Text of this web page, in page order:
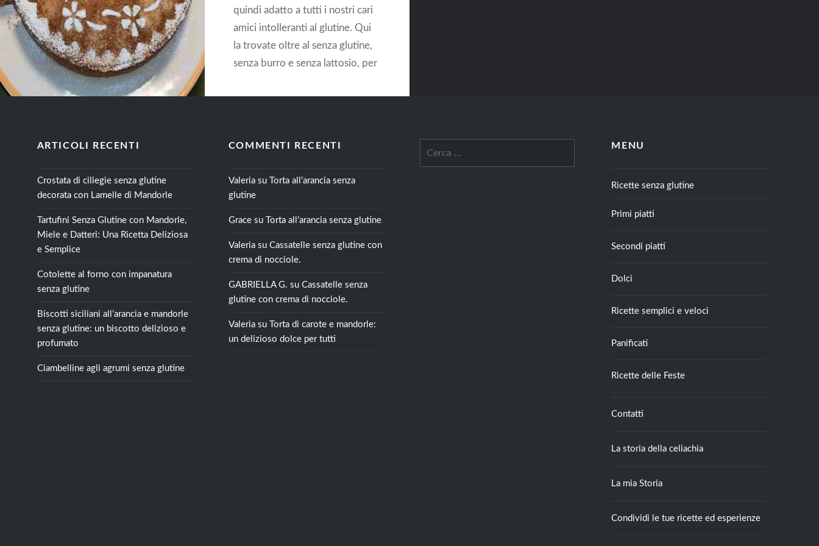
quindi adatto a tutti i nostri cari
amici intolleranti al glutine. Qui
la trovate oltre al senza glutine,
senza burro e senza lattosio, per
ARTICOLI RECENTI
Crostata di ciliegie senza glutine
decorata con Lamelle di Mandorle
Tartufini Senza Glutine con Mandorle,
Miele e Datteri: Una Ricetta Deliziosa
e Semplice
Cotolette al forno con impanatura
senza glutine
Biscotti siciliani all’arancia e mandorle
senza glutine: un biscotto delizioso e
profumato
Ciambelline agli agrumi senza glutine
COMMENTI RECENTI
Valeriasu
Torta all’arancia senza
glutine
Gracesu Torta all’arancia senza glutine
Valeriasu Cassatelle senza glutine con
crema di nocciole.
GABRIELLA G. su Cassatelle senza
glutine con crema di nocciole.
Valeriasu
Torta di carote e mandorle:
un delizioso dolce per tutti
MENU
Ricette senza glutine
Primi piatti
Secondi piatti
Dolci
Ricette semplici e veloci
Panificati
Ricette delle Feste
Contatti
La storia della celiachia
La mia Storia
Condividi le tue ricette ed esperienze